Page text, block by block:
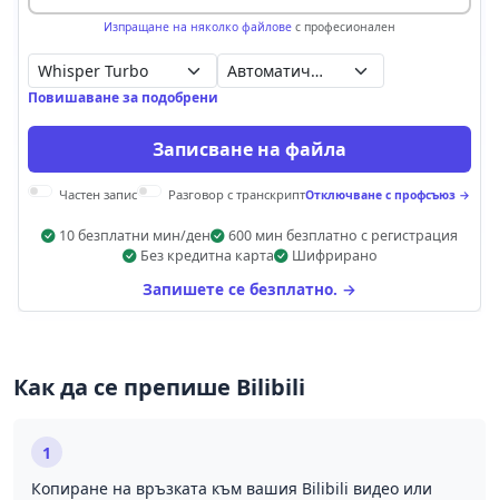
Изпращане на няколко файлове с професионален
Автоматично откриване
Повишаване за подобрени
Записване на файла
Частен запис Разговор с транскриптОтключване с профсъюз →
10 безплатни мин/ден
600 мин безплатно с регистрация
Без кредитна карта
Шифрирано
Запишете се безплатно. →
Как да се препише Bilibili
1
Копиране на връзката към вашия Bilibili видео или